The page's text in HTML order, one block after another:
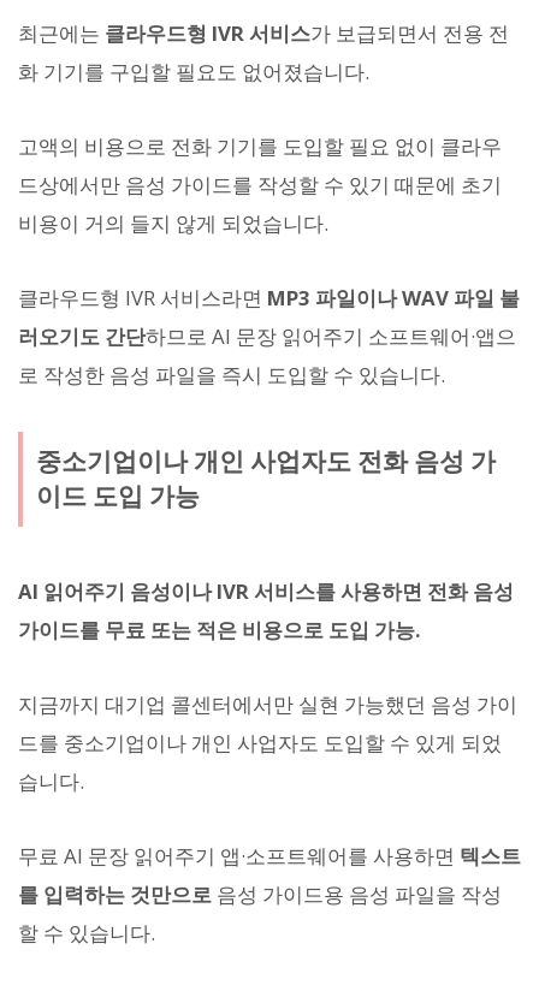
최근에는 클라우드형 IVR 서비스가 보급되면서 전용 전
화 기기를 구입할 필요도 없어졌습니다.
고액의 비용으로 전화 기기를 도입할 필요 없이 클라우
드상에서만 음성 가이드를 작성할 수 있기 때문에 초기
비용이 거의 들지 않게 되었습니다.
클라우드형 IVR 서비스라면 MP3 파일이나 WAV 파일 불
러오기도 간단하므로 AI 문장 읽어주기 소프트웨어·앱으
로 작성한 음성 파일을 즉시 도입할 수 있습니다.
중소기업이나 개인 사업자도 전화 음성 가
이드 도입 가능
AI 읽어주기 음성이나 IVR 서비스를 사용하면 전화 음성
가이드를 무료 또는 적은 비용으로 도입 가능.
지금까지 대기업 콜센터에서만 실현 가능했던 음성 가이
드를 중소기업이나 개인 사업자도 도입할 수 있게 되었
습니다.
무료 AI 문장 읽어주기 앱·소프트웨어를 사용하면 텍스트
를 입력하는 것만으로 음성 가이드용 음성 파일을 작성
할 수 있습니다.